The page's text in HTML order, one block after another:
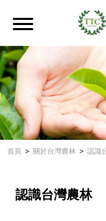
首頁 關於台灣農林 認識
認識台灣農林